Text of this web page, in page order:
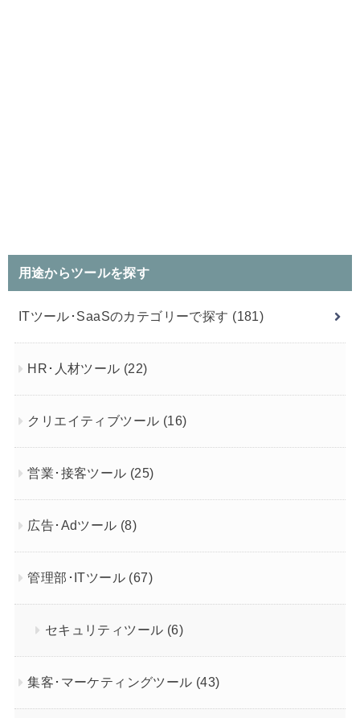
用途からツールを探す
ITツール･SaaSのカテゴリーで探す (181)
HR･人材ツール (22)
クリエイティブツール (16)
営業･接客ツール (25)
広告･Adツール (8)
管理部･ITツール (67)
セキュリティツール (6)
集客･マーケティングツール (43)